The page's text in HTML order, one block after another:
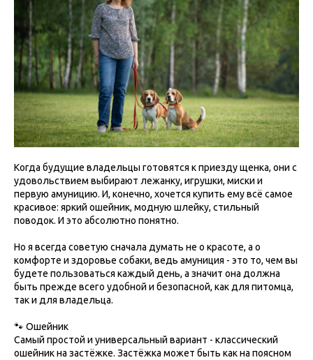
Когда будущие владельцы готовятся к приезду щенка, они с
удовольствием выбирают лежанку, игрушки, миски и
первую амуницию. И, конечно, хочется купить ему всё самое
красивое: яркий ошейник, модную шлейку, стильный
поводок. И это абсолютно понятно.
Но я всегда советую сначала думать не о красоте, а о
комфорте и здоровье собаки, ведь амуниция - это то, чем вы
будете пользоваться каждый день, а значит она должна
быть прежде всего удобной и безопасной, как для питомца,
так и для владельца.
🐾 Ошейник
Самый простой и универсальный вариант - классический
ошейник на застёжке. Застёжка может быть как на поясном